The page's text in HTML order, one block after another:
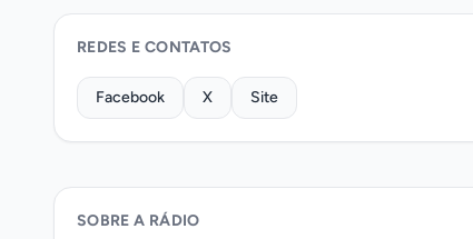
REDES E CONTATOS
Facebook X Site
SOBRE A RÁDIO